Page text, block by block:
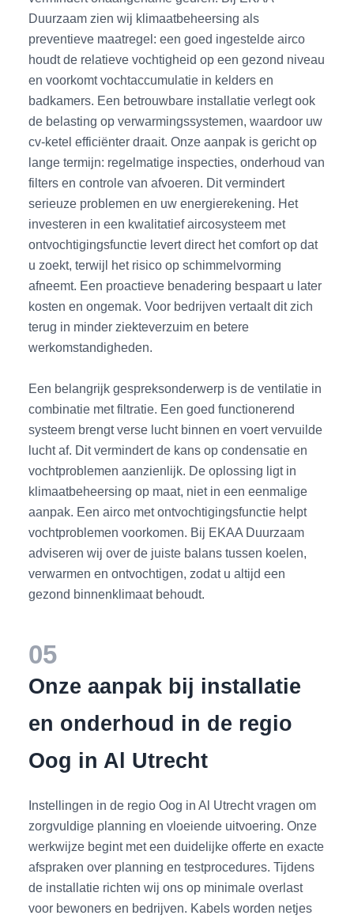
Duurzaam zien wij klimaatbeheersing als
preventieve maatregel: een goed ingestelde airco
houdt de relatieve vochtigheid op een gezond niveau
en voorkomt vochtaccumulatie in kelders en
badkamers. Een betrouwbare installatie verlegt ook
de belasting op verwarmingssystemen, waardoor uw
cv-ketel efficiënter draait. Onze aanpak is gericht op
lange termijn: regelmatige inspecties, onderhoud van
filters en controle van afvoeren. Dit vermindert
serieuze problemen en uw energierekening. Het
investeren in een kwalitatief aircosysteem met
ontvochtigingsfunctie levert direct het comfort op dat
u zoekt, terwijl het risico op schimmelvorming
afneemt. Een proactieve benadering bespaart u later
kosten en ongemak. Voor bedrijven vertaalt dit zich
terug in minder ziekteverzuim en betere
werkomstandigheden.
Een belangrijk gespreksonderwerp is de ventilatie in
combinatie met filtratie. Een goed functionerend
systeem brengt verse lucht binnen en voert vervuilde
lucht af. Dit vermindert de kans op condensatie en
vochtproblemen aanzienlijk. De oplossing ligt in
klimaatbeheersing op maat, niet in een eenmalige
aanpak. Een airco met ontvochtigingsfunctie helpt
vochtproblemen voorkomen. Bij EKAA Duurzaam
adviseren wij over de juiste balans tussen koelen,
verwarmen en ontvochtigen, zodat u altijd een
gezond binnenklimaat behoudt.
05
Onze aanpak bij installatie
en onderhoud in de regio
Oog in Al Utrecht
Instellingen in de regio Oog in Al Utrecht vragen om
zorgvuldige planning en vloeiende uitvoering. Onze
werkwijze begint met een duidelijke offerte en exacte
afspraken over planning en testprocedures. Tijdens
de installatie richten wij ons op minimale overlast
voor bewoners en bedrijven. Kabels worden netjes